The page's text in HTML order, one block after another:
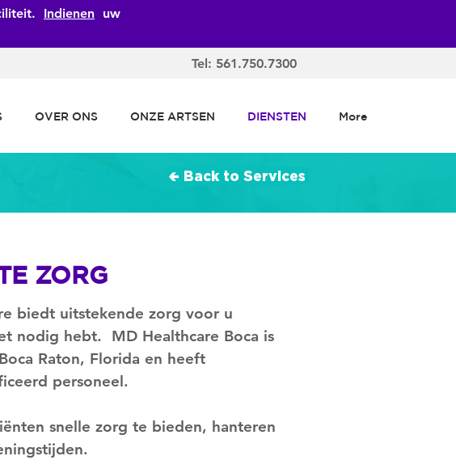
Indienen uw
Tel: 561.750.7300
OVER ONS ONZE ARTSEN DIENSTEN More
🢀 Back to Services
ZORG
biedt uitstekende zorg voor u
nodig hebt.
MD Healthcare Boca is
Raton, Florida en heeft
personeel.
snelle zorg te bieden, hanteren